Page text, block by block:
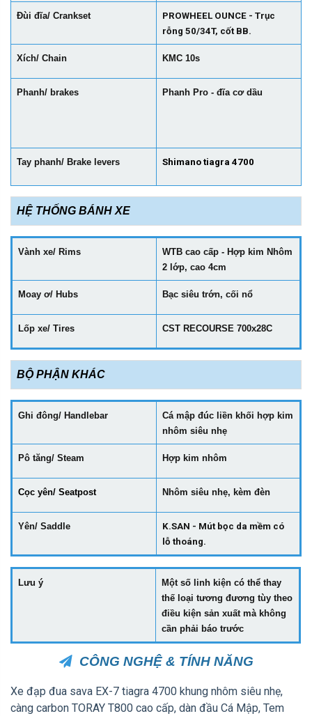
Đùi đĩa/ Crankset
PROWHEEL OUNCE - Trục
rỗng 50/34T, cốt BB.
Xích/ Chain KMC 10s
Phanh/ brakes Phanh Pro - đĩa cơ dầu
Tay phanh/ Brake levers Shimano tiagra 4700
HỆ THỐNG BÁNH XE
Vành xe/ Rims
WTB cao cấp - Hợp kim Nhôm
2 lớp, cao 4cm
Moay ơ/ Hubs Bạc siêu trớn, cối nổ
Lốp xe/ Tires CST RECOURSE 700x28C
BỘ PHẬN KHÁC
Ghi đông/ Handlebar
Cá mập đúc liền khối hợp kim
nhôm siêu nhẹ
Pô tăng/ Steam Hợp kim nhôm
Cọc yên/ Seatpost Nhôm siêu nhẹ, kèm đèn
Yên/ Saddle
K.SAN - Mút bọc da mềm có
lỗ thoáng.
Lưu ý
Một số linh kiện có thể thay
thế loại tương đương tùy theo
điều kiện sản xuất mà không
cần phải báo trước
CÔNG NGHỆ & TÍNH NĂNG
Xe đạp đua sava EX-7 tiagra 4700 khung nhôm siêu nhẹ,
càng carbon TORAY T800 cao cấp, dàn đầu Cá Mập, Tem